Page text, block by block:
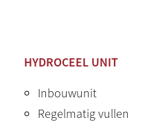
HYDROCEEL UNIT
Inbouwunit
Regelmatig vullen